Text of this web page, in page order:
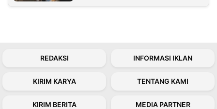
REDAKSI INFORMASI IKLAN
KIRIM KARYA TENTANG KAMI
KIRIM BERITA MEDIA PARTNER